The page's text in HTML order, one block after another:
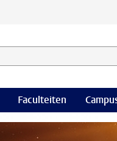
categorie
Faculteiten